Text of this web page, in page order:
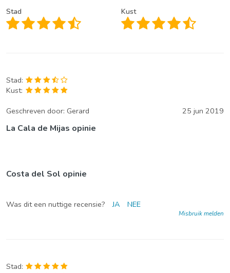
Stad Kust
Stad:
Kust:
Geschreven door: Gerard 25 jun 2019
La Cala de Mijas opinie
Costa del Sol opinie
Was dit een nuttige recensie? JA NEE
Misbruik melden
Stad: